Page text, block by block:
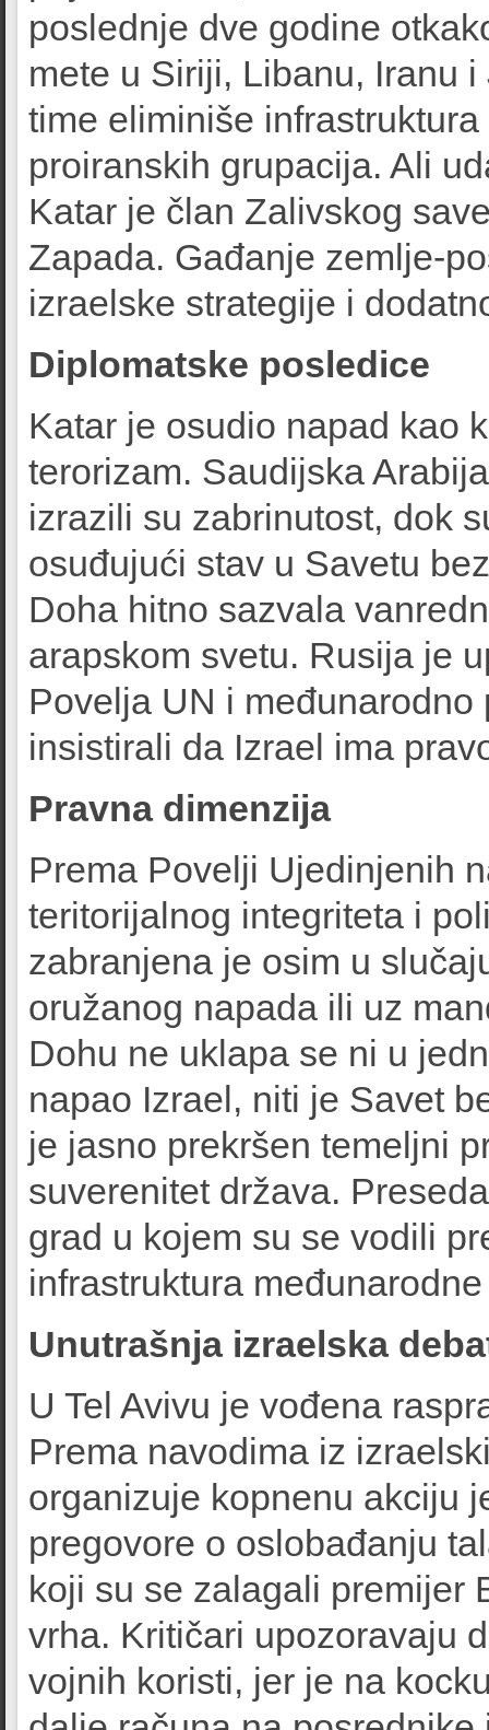
poslednje dve godine
mete u Siriji, Libanu, Iranu
time eliminiše
proiranskih grupacija. Ali
Katar je član Zalivskog
Zapada. Gađanje zemlje-
izraelske strategije i
Diplomatske posledice
Katar je osudio napad kao
terorizam. Saudijska
izrazili su zabrinutost, dok
osuđujući stav u Savetu
Doha hitno sazvala
arapskom svetu. Rusija je
Povelja UN i
insistirali da Izrael ima
Pravna dimenzija
Prema Povelji Ujedinjenih
teritorijalnog integriteta i
zabranjena je osim u
oružanog napada ili uz
Dohu ne uklapa se ni u
napao Izrael, niti je Savet
je jasno prekršen temeljni
suverenitet država.
grad u kojem su se vodili
infrastruktura
Unutrašnja izraelska
U Tel Avivu je vođena
Prema navodima iz
organizuje kopnenu akciju
pregovore o oslobađanju
koji su se zalagali premijer
vrha. Kritičari upozoravaju
vojnih koristi, jer je na